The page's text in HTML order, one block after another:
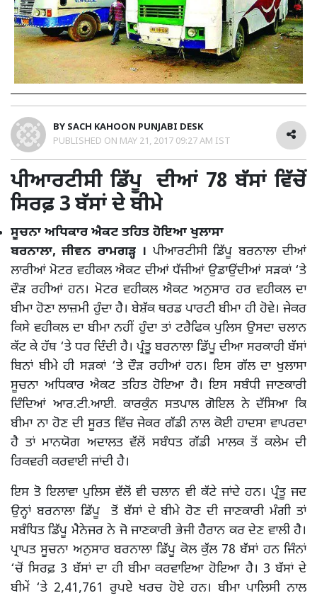
BY SACH KAHOON PUNJABI DESK
PUBLISHED ON MAY 21, 2017 09:27 AM IST
ਪੀਆਰਟੀਸੀ ਡਿੱਪੂ ਦੀਆਂ 78 ਬੱਸਾਂ ਵਿੱਚੋਂ
ਸਿਰਫ਼ 3 ਬੱਸਾਂ ਦੇ ਬੀਮੇ
ਸੂਚਨਾ ਅਧਿਕਾਰ ਐਕਟ ਤਹਿਤ ਹੋਇਆ ਖੁਲਾਸਾ
ਬਰਨਾਲਾ, ਜੀਵਨ ਰਾਮਗੜ੍ਹ । ਪੀਆਰਟੀਸੀ ਡਿੱਪੂ ਬਰਨਾਲਾ ਦੀਆਂ
ਲਾਰੀਆਂ ਮੋਟਰ ਵਹੀਕਲ ਐਕਟ ਦੀਆਂ ਧੱਜੀਆਂ ਉਡਾਉਂਦੀਆਂ ਸੜਕਾਂ ‘ਤੇ
ਦੌੜ ਰਹੀਆਂ ਹਨ। ਮੋਟਰ ਵਹੀਕਲ ਐਕਟ ਅਨੁਸਾਰ ਹਰ ਵਹੀਕਲ ਦਾ
ਬੀਮਾ ਹੋਣਾ ਲਾਜ਼ਮੀ ਹੁੰਦਾ ਹੈ। ਬੇਸ਼ੱਕ ਥਰਡ ਪਾਰਟੀ ਬੀਮਾ ਹੀ ਹੋਵੇ। ਜੇਕਰ
ਕਿਸੇ ਵਹੀਕਲ ਦਾ ਬੀਮਾ ਨਹੀਂ ਹੁੰਦਾ ਤਾਂ ਟਰੈਫਿਕ ਪੁਲਿਸ ਉਸਦਾ ਚਲਾਨ
ਕੱਟ ਕੇ ਹੱਥ ‘ਤੇ ਧਰ ਦਿੰਦੀ ਹੈ। ਪ੍ਰੰਤੂ ਬਰਨਾਲਾ ਡਿੱਪੂ ਦੀਆ ਸਰਕਾਰੀ ਬੱਸਾਂ
ਬਿਨਾਂ ਬੀਮੇ ਹੀ ਸੜਕਾਂ ‘ਤੇ ਦੌੜ ਰਹੀਆਂ ਹਨ। ਇਸ ਗੱਲ ਦਾ ਖੁਲਾਸਾ
ਸੂਚਨਾ ਅਧਿਕਾਰ ਐਕਟ ਤਹਿਤ ਹੋਇਆ ਹੈ। ਇਸ ਸਬੰਧੀ ਜਾਣਕਾਰੀ
ਦਿੰਦਿਆਂ ਆਰ.ਟੀ.ਆਈ. ਕਾਰਕੁੰਨ ਸਤਪਾਲ ਗੋਇਲ ਨੇ ਦੱਸਿਆ ਕਿ
ਬੀਮਾ ਨਾ ਹੋਣ ਦੀ ਸੂਰਤ ਵਿੱਚ ਜੇਕਰ ਗੱਡੀ ਨਾਲ ਕੋਈ ਹਾਦਸਾ ਵਾਪਰਦਾ
ਹੈ ਤਾਂ ਮਾਨਯੋਗ ਅਦਾਲਤ ਵੱਲੋਂ ਸਬੰਧਤ ਗੱਡੀ ਮਾਲਕ ਤੋਂ ਕਲੇਮ ਦੀ
ਰਿਕਵਰੀ ਕਰਵਾਈ ਜਾਂਦੀ ਹੈ।
ਇਸ ਤੋ ਇਲਾਵਾ ਪੁਲਿਸ ਵੱਲੋਂ ਵੀ ਚਲਾਨ ਵੀ ਕੱਟੇ ਜਾਂਦੇ ਹਨ। ਪ੍ਰੰਤੂ ਜਦ
ਉਨ੍ਹਾਂ ਬਰਨਾਲਾ ਡਿੱਪੂ ਤੋਂ ਬੱਸਾਂ ਦੇ ਬੀਮੇ ਹੋਣ ਦੀ ਜਾਣਕਾਰੀ ਮੰਗੀ ਤਾਂ
ਸਬੰਧਿਤ ਡਿੱਪੂ ਮੈਨੇਜਰ ਨੇ ਜੋ ਜਾਣਕਾਰੀ ਭੇਜੀ ਹੈਰਾਨ ਕਰ ਦੇਣ ਵਾਲੀ ਹੈ।
ਪ੍ਰਾਪਤ ਸੂਚਨਾ ਅਨੁਸਾਰ ਬਰਨਾਲਾ ਡਿੱਪੂ ਕੋਲ ਕੁੱਲ 78 ਬੱਸਾਂ ਹਨ ਜਿੰਨਾਂ
‘ਚੋਂ ਸਿਰਫ਼ 3 ਬੱਸਾਂ ਦਾ ਹੀ ਬੀਮਾ ਕਰਵਾਇਆ ਹੋਇਆ ਹੈ। 3 ਬੱਸਾਂ ਦੇ
ਬੀਮੇਂ ‘ਤੇ 2,41,761 ਰੁਪਏ ਖਰਚ ਹੋਏ ਹਨ। ਬੀਮਾ ਪਾਲਿਸੀ ਨਾਲ